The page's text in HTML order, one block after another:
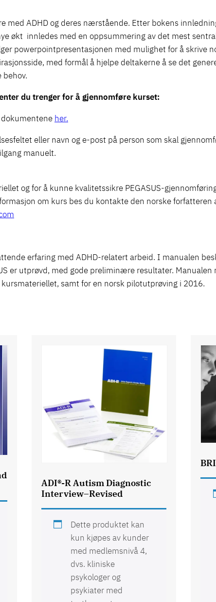
med ADHD og deres nærstående. Etter bokens
økt innledes med en oppsummering av det mest
powerpointpresentasjonen med mulighet for å skrive
med formål å hjelpe deltakerne å se det
behov.
du trenger for å gjennomføre kurset:
her.
eller navn og e-post på person som skal
manuelt.
og for å kunne kvalitetssikre PEGASUS-
om kurs bes du kontakte den norske forfatteren
erfaring med ADHD-relatert arbeid. I manualen
er utprøvd, med gode preliminære resultater. Manualen
samt for en norsk pilotutprøving i 2016.
ADI®-R Autism Diagnostic
Interview–Revised
Dette produktet kan
kun kjøpes av kunder
med medlemsnivå 4,
dvs. kliniske
psykologer og
psykiater med